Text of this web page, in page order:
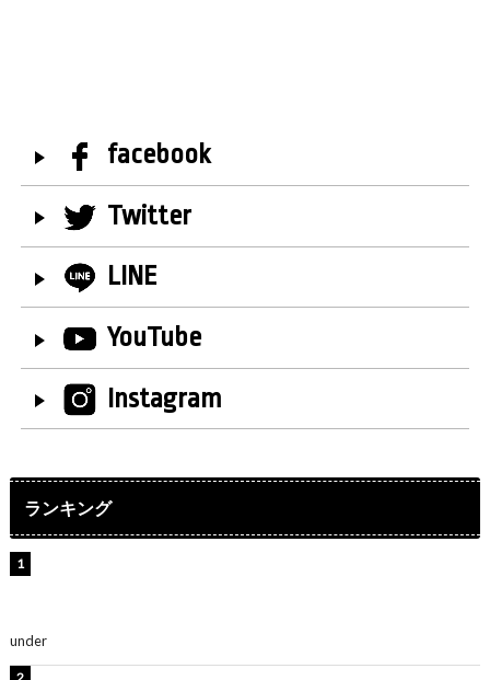
facebook
Twitter
LINE
YouTube
Instagram
ランキング
under